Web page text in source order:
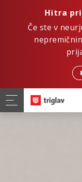
Hitra
Če ste v